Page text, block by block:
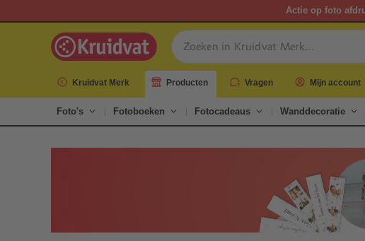
Actie op foto
Kruidvat Merk Producten Vragen Mijn account
Foto's Fotoboeken Fotocadeaus Wanddecoratie